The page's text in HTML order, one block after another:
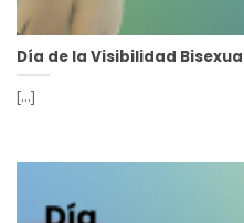
Día de la Visibilidad
[...]